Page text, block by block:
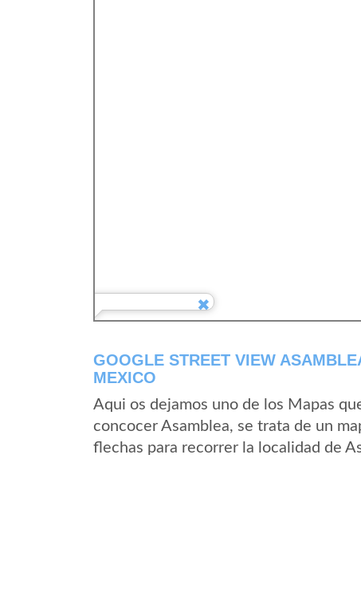
GOOGLE STREET VIEW
MEXICO
Aqui os dejamos uno de los Mapas
concocer Asamblea, se trata de un
flechas para recorrer la localidad de